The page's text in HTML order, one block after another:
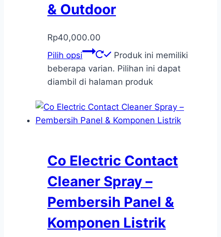
& Outdoor
Rp40,000.00
Pilih opsi
Produk ini memiliki
beberapa varian. Pilihan ini dapat
diambil di halaman produk
Co Electric Contact
Cleaner Spray –
Pembersih Panel &
Komponen Listrik